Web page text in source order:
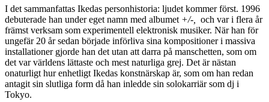
I det sammanfattas Ikedas personhistoria: ljudet kommer först. 1996
debuterade han under eget namn med albumet +/-,
och var i flera år
främst verksam som experimentell elektronisk musiker. När han för
ungefär 20 år sedan började införliva sina kompositioner i massiva
installationer gjorde han det utan att darra på manschetten, som om
det var världens lättaste och mest naturliga grej. Det är nästan
onaturligt hur enhetligt Ikedas konstnärskap är, som om han redan
antagit sin slutliga form då han inledde sin solokarriär som dj i
Tokyo.